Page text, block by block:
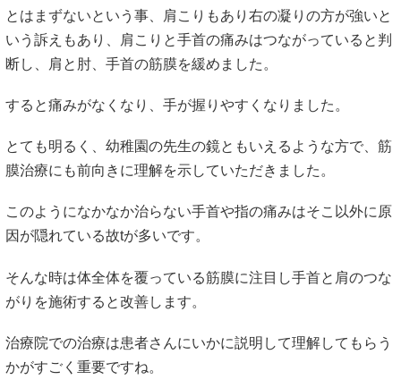
とはまずないという事、肩こりもあり右の凝りの方が強いと
いう訴えもあり、肩こりと手首の痛みはつながっていると判
断し、肩と肘、手首の筋膜を緩めました。
すると痛みがなくなり、手が握りやすくなりました。
とても明るく、幼稚園の先生の鏡ともいえるような方で、筋
膜治療にも前向きに理解を示していただきました。
このようになかなか治らない手首や指の痛みはそこ以外に原
因が隠れている故tが多いです。
そんな時は体全体を覆っている筋膜に注目し手首と肩のつな
がりを施術すると改善します。
治療院での治療は患者さんにいかに説明して理解してもらう
かがすごく重要ですね。